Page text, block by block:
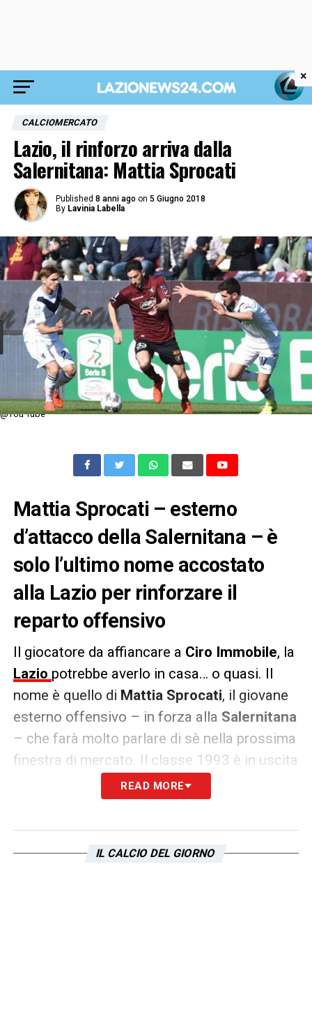
CALCIOMERCATO
Lazio, il rinforzo arriva dalla
Salernitana: Mattia Sprocati
Published 8 anni ago on 5 Giugno 2018
By Lavinia Labella
@You Tube
Mattia Sprocati – esterno
d’attacco della Salernitana – è
solo l’ultimo nome accostato
alla Lazio per rinforzare il
reparto offensivo
Il giocatore da affiancare a Ciro Immobile, la
Lazio potrebbe averlo in casa… o quasi. Il
nome è quello di Mattia Sprocati, il giovane
esterno offensivo – in forza alla Salernitana
– che farà molto parlare di sè nella prossima
finestra di mercato. Il classe 1993 è in uscita
dal club granata e per lui è forse davvero
arrivato il momento di spiccare il volo.
gennaio, con la formula del prestito con
READ MORE
IL CALCIO DEL GIORNO
×